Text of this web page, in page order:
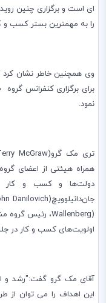
را به مهمترین بستر کسب و
نمود.
تری مک گرو‌(McGraw
همراه هیئتی از اعضای
دولت‌ها و کسب و کار
جان‌دانیلوویچ‌(Danilovich
Wallenberg)، رئیس گروه
اولویت‌های کسب و کار در
این اهداف را می توان از